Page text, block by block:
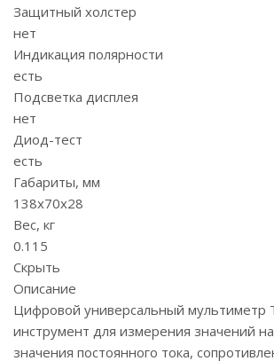
Защитный холстер
нет
Индикация полярности
есть
Подсветка дисплея
нет
Диод-тест
есть
Габариты, мм
138х70х28
Вес, кг
0.115
Скрыть
Описание
Цифровой универсальный мультиметр
инструмент для измерения значений
значения постоянного тока,